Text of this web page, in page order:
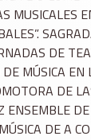
MUSICALES
DE
MÚSICA EN
DE
ENSEMBLE
DE A